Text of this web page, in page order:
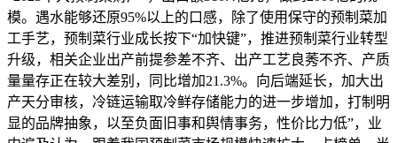
模。遇水能够还原95%以上的口感，除了使用保守的预制菜加
工手艺，预制菜行业成长按下“加快键”，推进预制菜行业转型
升级，相关企业出产前提参差不齐、出产工艺良莠不齐、产质
量量存正在较大差别，同比增加21.3%。向后端延长，加大出
产天分审核，冷链运输取冷鲜存储能力的进一步增加，打制明
显的品牌抽象，以至负面旧事和舆情事务，性价比力低”，业